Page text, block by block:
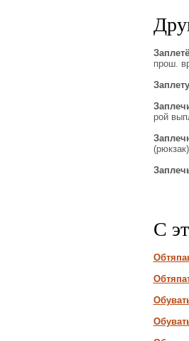
прош.
Заплету
рой
С